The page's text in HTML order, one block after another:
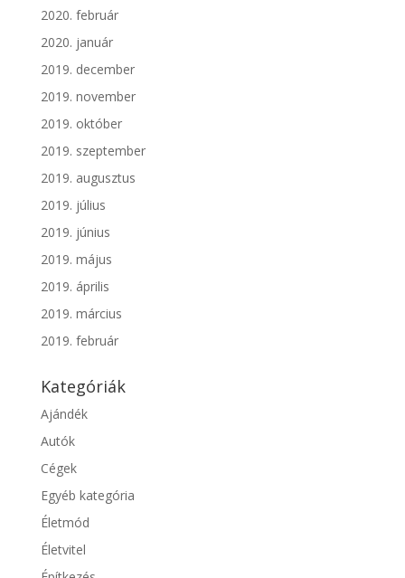
2020. február
2020. január
2019. december
2019. november
2019. október
2019. szeptember
2019. augusztus
2019. július
2019. június
2019. május
2019. április
2019. március
2019. február
Kategóriák
Ajándék
Autók
Cégek
Egyéb kategória
Életmód
Életvitel